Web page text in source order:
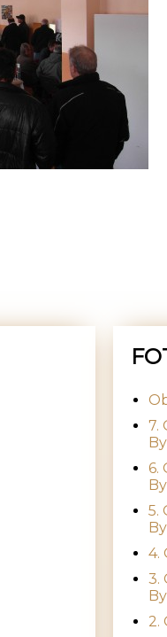
7.
6.
5.
4.
3.
2.